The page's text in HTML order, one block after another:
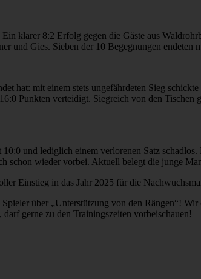
klarer 8:2 Erfolg gegen die Gäste aus
und Gies. Sieben der 10 Begegnungen endeten
hat: mit einem stets ungefährdeten Sieg
Punkten verteidigt. Siegreich von den
und lediglich einem verlorenen Satz
schon wieder vorbei. Aktuell belegt die junge
Einstieg in das Jahr 2025 für die
über „Unterstützung von den Rängen“!
gerne zu den Trainingszeiten vorbeischauen!